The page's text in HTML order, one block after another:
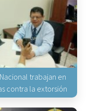
trabajan en
contra la extorsión